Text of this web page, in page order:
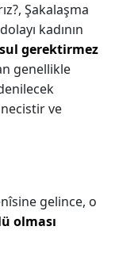
Şakalaşma
kadının
gerektirmez
genellikle
ve
gelince, o
olması